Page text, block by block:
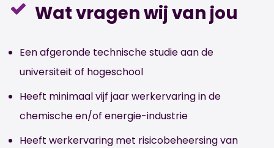
Wat vragen wij van jou
Een afgeronde technische studie aan de
universiteit of hogeschool
Heeft minimaal vijf jaar werkervaring in de
chemische en/of energie-industrie
Heeft werkervaring met risicobeheersing van